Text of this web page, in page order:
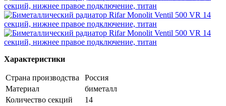
Характеристики
Страна производства
Россия
Материал
биметалл
Количество секций
14